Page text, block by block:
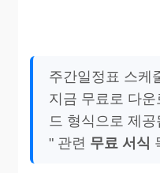
주간일정표 스케
지금 무료로 다
드 형식으로 제
" 관련 무료 서식